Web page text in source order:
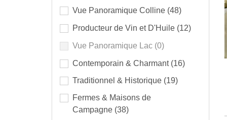
Vue Panoramique Colline (48)
Producteur de Vin et D'Huile (12)
Vue Panoramique Lac (0)
Contemporain & Charmant (16)
Traditionnel & Historique (19)
Fermes & Maisons de
Campagne (38)